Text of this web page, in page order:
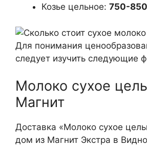
Козье цельное: 750-
Для понимания
следует изучить следующие
Молоко сухое
Магнит
Доставка «Молоко сухое
дом из Магнит Экстра в